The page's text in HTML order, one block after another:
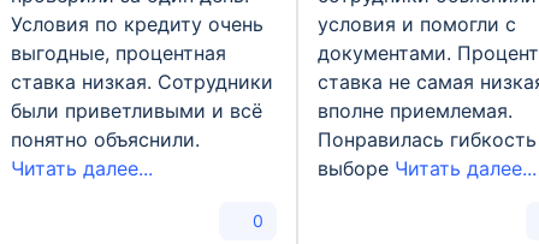
Условия по кредиту очень
выгодные, процентная
ставка низкая. Сотрудники
были приветливыми и всё
понятно объяснили.
Читать далее...
0
условия и помогли с
документами.
ставка не самая
вполне приемлемая.
Понравилась
выборе Читать далее...